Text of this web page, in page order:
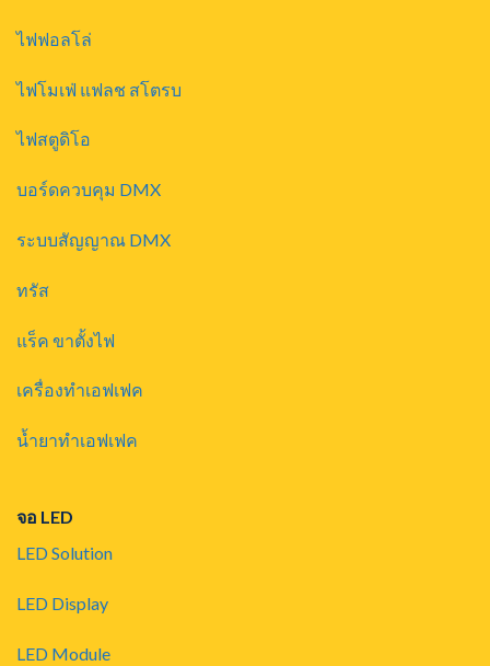
ไฟฟอลโล่
ไฟโมเฟ่ แฟลช สโตรบ
ไฟสตูดิโอ
บอร์ดควบคุม DMX
ระบบสัญญาณ DMX
ทรัส
แร็ค ขาตั้งไฟ
เครื่องทำเอฟเฟค
น้ำยาทำเอฟเฟค
จอ LED
LED Solution
LED Display
LED Module